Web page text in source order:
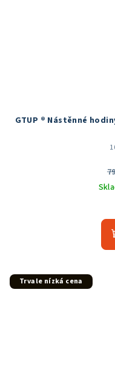
GTUP ® Nástěnné
Trvale nízká cena